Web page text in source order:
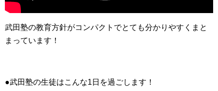
武田塾の教育方針がコンパクトでとても分かりやすくまと
まっています！
●武田塾の生徒はこんな1日を過ごします！